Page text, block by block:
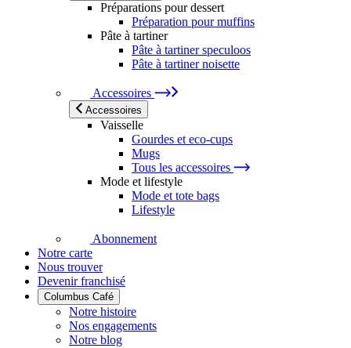
Préparations pour dessert
Préparation pour muffins
Pâte à tartiner
Pâte à tartiner speculoos
Pâte à tartiner noisette
Accessoires
Accessoires
Vaisselle
Gourdes et eco-cups
Mugs
Tous les accessoires
Mode et lifestyle
Mode et tote bags
Lifestyle
Abonnement
Notre carte
Nous trouver
Devenir franchisé
Columbus Café
Notre histoire
Nos engagements
Notre blog